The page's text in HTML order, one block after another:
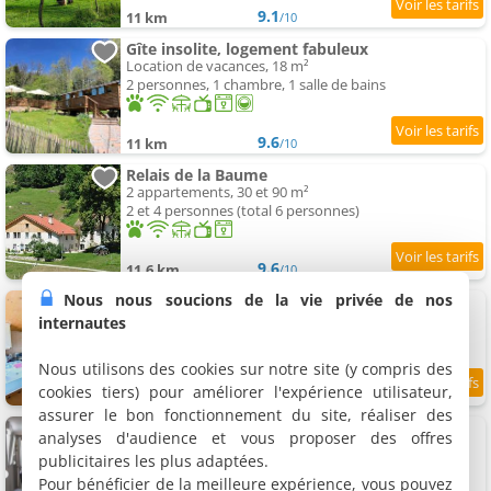
11 km 9.1/10
Gîte insolite, logement fabuleux
Location de vacances, 18 m²
2 personnes, 1 chambre, 1 salle de bains
11 km 9.6/10
Relais de la Baume
2 appartements, 30 et 90 m²
2 et 4 personnes (total 6 personnes)
11.6 km 9.6/10
appart proche de la frontière
11.7 km 8.8/10
Appartement Le Nid de Pie
Appartement, 30 m²
2 personnes, 1 chambre, 1 salle de bains
Nous nous soucions de la vie privée de nos
internautes
Nous utilisons des cookies sur notre site (y compris des
cookies tiers) pour améliorer l'expérience utilisateur,
assurer le bon fonctionnement du site, réaliser des
analyses d'audience et vous proposer des offres
publicitaires les plus adaptées.
Pour bénéficier de la meilleure expérience, vous pouvez